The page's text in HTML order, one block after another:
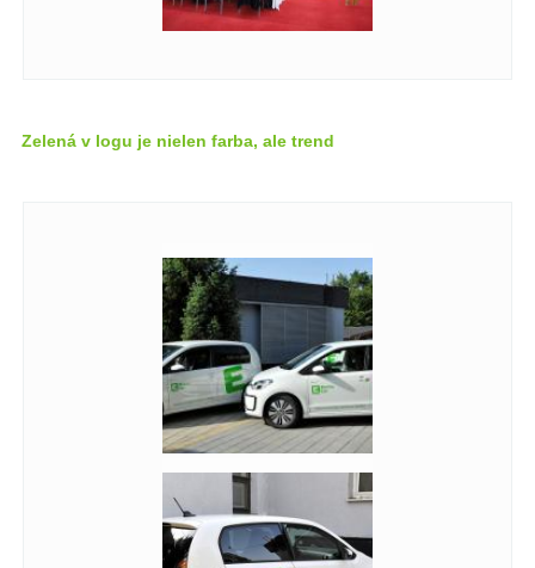
Zelená v logu je nielen farba, ale trend